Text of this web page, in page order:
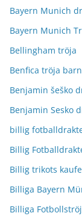
Bayern Munich
Bayern Munich
Bellingham tröja
Benfica tröja barn
Benjamin šeško
Benjamin Sesko
billig
Billig
Billig trikots
Billiga Bayern
Billiga